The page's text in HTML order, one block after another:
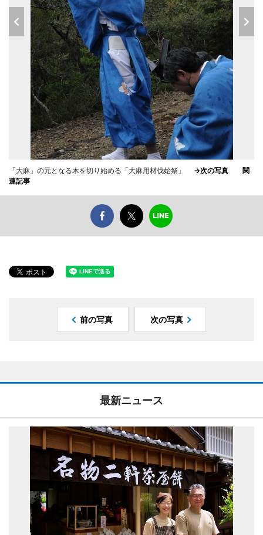
「大麻」の元となる木を切り始める「大麻用材伐始祭」 →次の写真
関
連記事
前の写真 次の写真
最新ニュース